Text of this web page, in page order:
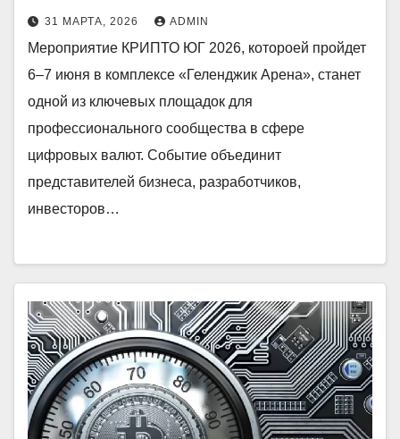
31 МАРТА, 2026 ADMIN
Мероприятие КРИПТО ЮГ 2026, котороей пройдет
6–7 июня в комплексе «Геленджик Арена», станет
одной из ключевых площадок для
профессионального сообщества в сфере
цифровых валют. Событие объединит
представителей бизнеса, разработчиков,
инвесторов…